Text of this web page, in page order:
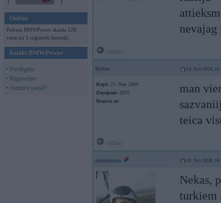
Online
Pašreiz BMWPower skatās 128
viesi un 1 reģistrēti lietotāji.
Ienākt BMWPower
• Pieslēgties
• Reģistrēties
• Aizmirsi paroli?
lietus 03. Nov 2008,
Kopš: 21. Nov 2004
Ziņojumi: 2070
Braucu ar:
man
teica
stuntman 03. Nov 2008,
Nekas,
turkiem